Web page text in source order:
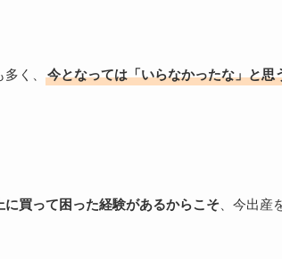
く、 今となっては「いらなかったな」と
に買って困った経験があるからこそ、今出産